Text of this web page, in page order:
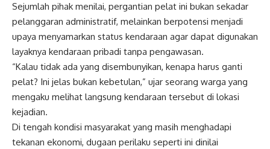
Sejumlah pihak menilai, pergantian pelat ini bukan sekadar
pelanggaran administratif, melainkan berpotensi menjadi
upaya menyamarkan status kendaraan agar dapat digunakan
layaknya kendaraan pribadi tanpa pengawasan.
“Kalau tidak ada yang disembunyikan, kenapa harus ganti
pelat? Ini jelas bukan kebetulan,” ujar seorang warga yang
mengaku melihat langsung kendaraan tersebut di lokasi
kejadian.
Di tengah kondisi masyarakat yang masih menghadapi
tekanan ekonomi, dugaan perilaku seperti ini dinilai